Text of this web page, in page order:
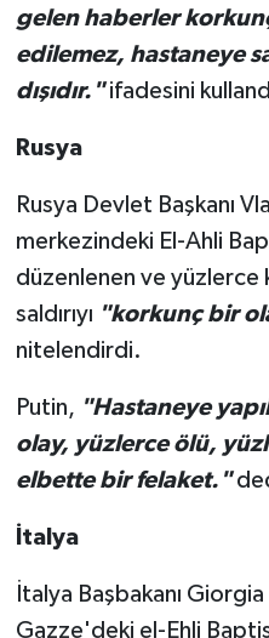
gelen haberler
edilemez, hastaneye
dışıdır."ifadesini
Rusya
Rusya Devlet Başkanı
merkezindeki El-Ahli
düzenlenen ve yüzlerce
saldırıyı "korkunç bir
nitelendirdi.
Putin, "Hastaneye
olay, yüzlerce ölü,
elbette bir felaket."
İtalya
İtalya Başbakanı
Gazze'deki el-Ehli